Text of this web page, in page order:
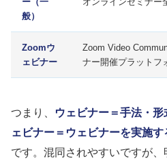
般）
Zoomウ
ェビナー
Zoom Video
ナー開催プラットフ
つまり、 ウェビナー＝手法・形
ェビナー＝ウェビナーを実施す
です。混同されやすいですが、